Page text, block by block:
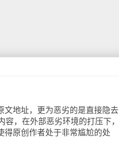
地址，更为恶劣的是直接隐去
，在外部恶劣环境的打压下，
得原创作者处于非常尴尬的处